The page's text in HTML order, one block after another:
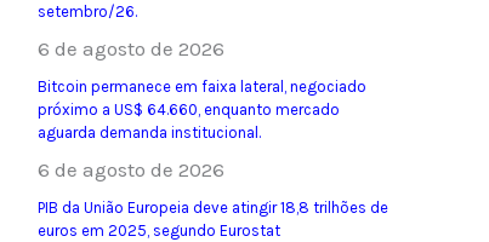
setembro/26.
6 de agosto de 2026
Bitcoin permanece em faixa lateral, negociado
próximo a US$ 64.660, enquanto mercado
aguarda demanda institucional.
6 de agosto de 2026
PIB da União Europeia deve atingir 18,8 trilhões de
euros em 2025, segundo Eurostat